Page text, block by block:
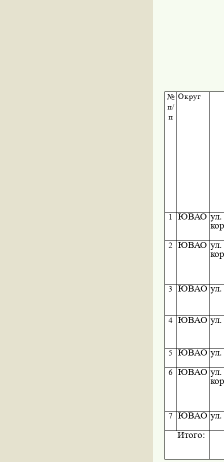
№
п/
п
Округ
1 ЮВАО
2 ЮВАО
3 ЮВАО
4 ЮВАО
5 ЮВАО
6 ЮВАО
7 ЮВАО
Итого: